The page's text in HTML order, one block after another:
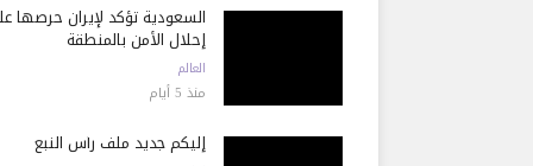
السعودية تؤكد لإيران حرصها
إحلال الأمن بالمنطقة
العالم
منذ 5 أيام
إليكم جديد ملف رأس النبع